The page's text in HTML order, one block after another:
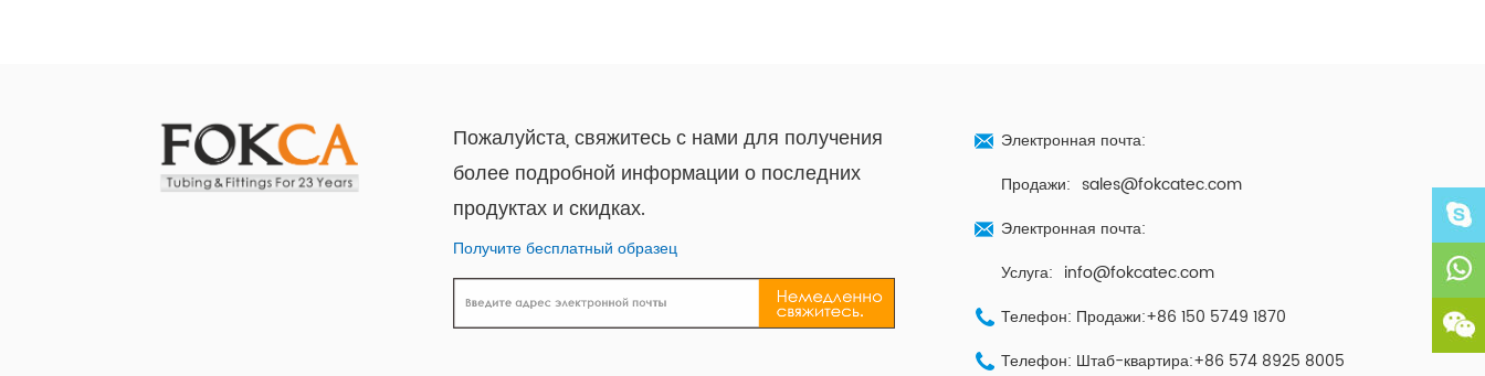
Пожалуйста, свяжитесь с нами для получения
более подробной информации о последних
продуктах и ​​скидках.
Получите бесплатный образец
Электронная почта:
Продажи: sales@fokcatec.com
Электронная почта:
Услуга: info@fokcatec.com
Телефон: Продажи:+86 150 5749 1870
Телефон: Штаб-квартира:+86 574 8925 8005